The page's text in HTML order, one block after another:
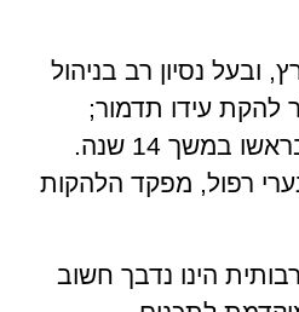
ובעל נסיון רב בניהול
להקת עידו תדמור;
הקמתי את איגוד אל”ה (איגוד לאמנויות הבמה) ועמדתי בראשו במשך 14 שנה.
רפול, מפקד הלהקות
הינו נדבך חשוב